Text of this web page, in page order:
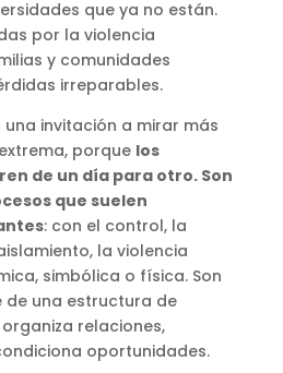
que ya no están.
por la violencia
y comunidades
irreparables.
invitación a mirar más
porque los
de un día para otro. Son
que suelen
: con el control, la
la violencia
simbólica o física. Son
de una estructura de
relaciones,
oportunidades.